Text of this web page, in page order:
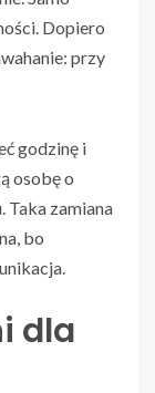
Dopiero
przy
godzinę i
osobę o
Taka zamiana
bo
dla